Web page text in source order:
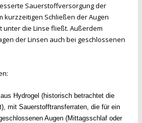
Sauerstoffversorgung der
kurzzeitigen Schließen der Augen
die Linse fließt. Außerdem
der Linsen auch bei geschlossenen
Hydrogel (historisch betrachtet die
mit Sauerstofftransferraten, die für ein
Augen (Mittagsschlaf oder